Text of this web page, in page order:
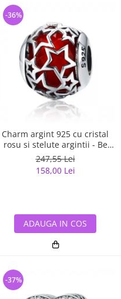
Charm argint 925 cu cristal
rosu si stelute argintii - Be
Nature PST0115
247,55 Lei
158,00 Lei
-36%
ADAUGA IN COS
-37%